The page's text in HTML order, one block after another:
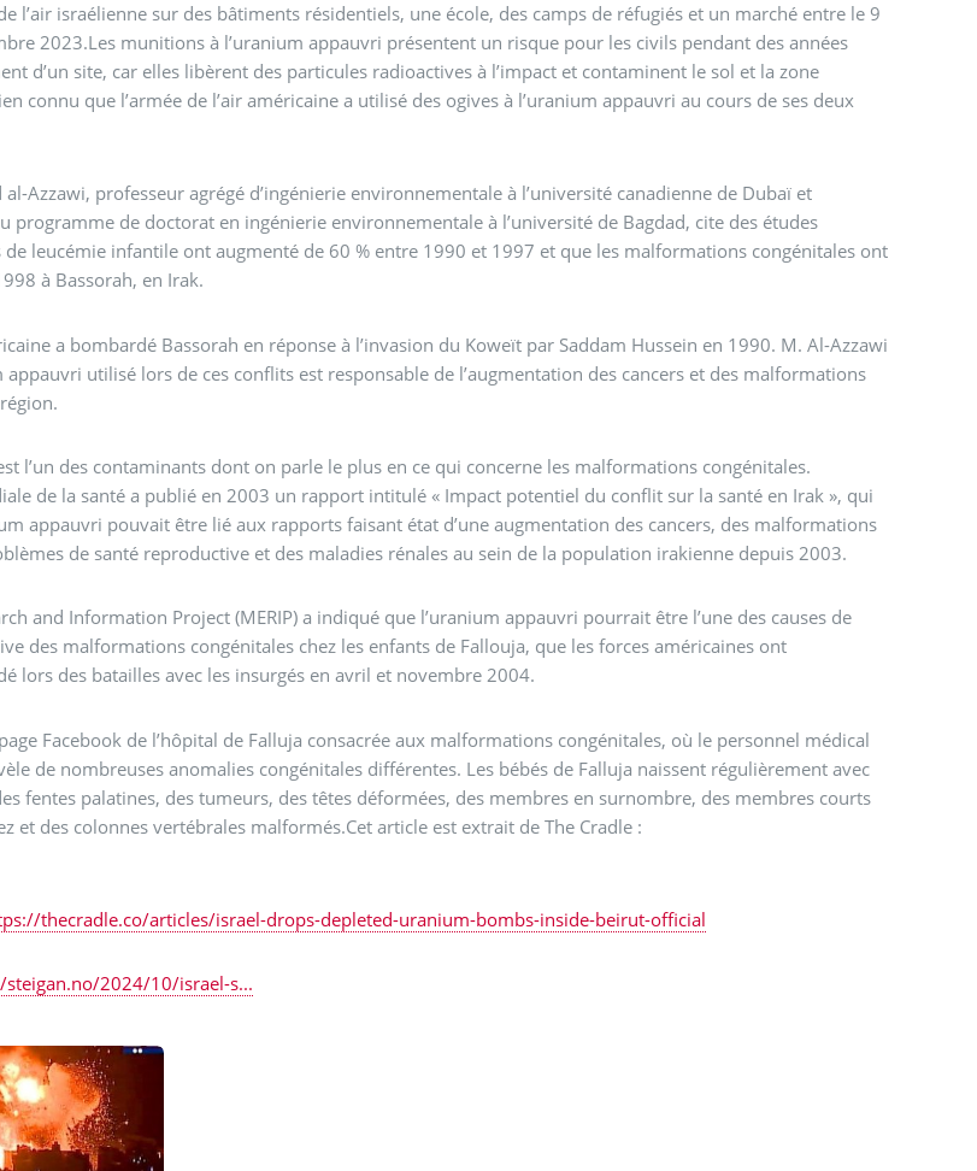
l’air israélienne sur des bâtiments résidentiels, une école, des camps de réfugiés et un marché entre le 9
2023.Les munitions à l’uranium appauvri présentent un risque pour les civils pendant des années
d’un site, car elles libèrent des particules radioactives à l’impact et contaminent le sol et la zone
connu que l’armée de l’air américaine a utilisé des ogives à l’uranium appauvri au cours de ses deux
al-Azzawi, professeur agrégé d’ingénierie environnementale à l’université canadienne de Dubaï et
programme de doctorat en ingénierie environnementale à l’université de Bagdad, cite des études
de leucémie infantile ont augmenté de 60 % entre 1990 et 1997 et que les malformations congénitales ont
à Bassorah, en Irak.
a bombardé Bassorah en réponse à l’invasion du Koweït par Saddam Hussein en 1990. M. Al-Azzawi
appauvri utilisé lors de ces conflits est responsable de l’augmentation des cancers et des malformations
l’un des contaminants dont on parle le plus en ce qui concerne les malformations congénitales.
de la santé a publié en 2003 un rapport intitulé « Impact potentiel du conflit sur la santé en Irak », qui
appauvri pouvait être lié aux rapports faisant état d’une augmentation des cancers, des malformations
de santé reproductive et des maladies rénales au sein de la population irakienne depuis 2003.
and Information Project (MERIP) a indiqué que l’uranium appauvri pourrait être l’une des causes de
des malformations congénitales chez les enfants de Fallouja, que les forces américaines ont
lors des batailles avec les insurgés en avril et novembre 2004.
Facebook de l’hôpital de Falluja consacrée aux malformations congénitales, où le personnel médical
de nombreuses anomalies congénitales différentes. Les bébés de Falluja naissent régulièrement avec
fentes palatines, des tumeurs, des têtes déformées, des membres en surnombre, des membres courts
et des colonnes vertébrales malformés.Cet article est extrait de The Cradle :
thecradle.co/articles/israel-drops-depleted-uranium-bombs-inside-beirut-official
2024/10/israel-s...